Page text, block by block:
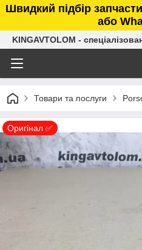
Швидкий підбір
або
KINGAVTOLOM -
Товари та послуги
Оригінал ✅